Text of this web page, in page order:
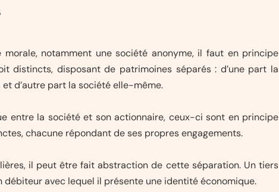
morale, notamment une société anonyme, il faut en principe
distincts, disposant de patrimoines séparés : d’une part la
d’autre part la société elle-même.
entre la société et son actionnaire, ceux-ci sont en principe
chacune répondant de ses propres engagements.
il peut être fait abstraction de cette séparation. Un tiers
débiteur avec lequel il présente une identité économique.